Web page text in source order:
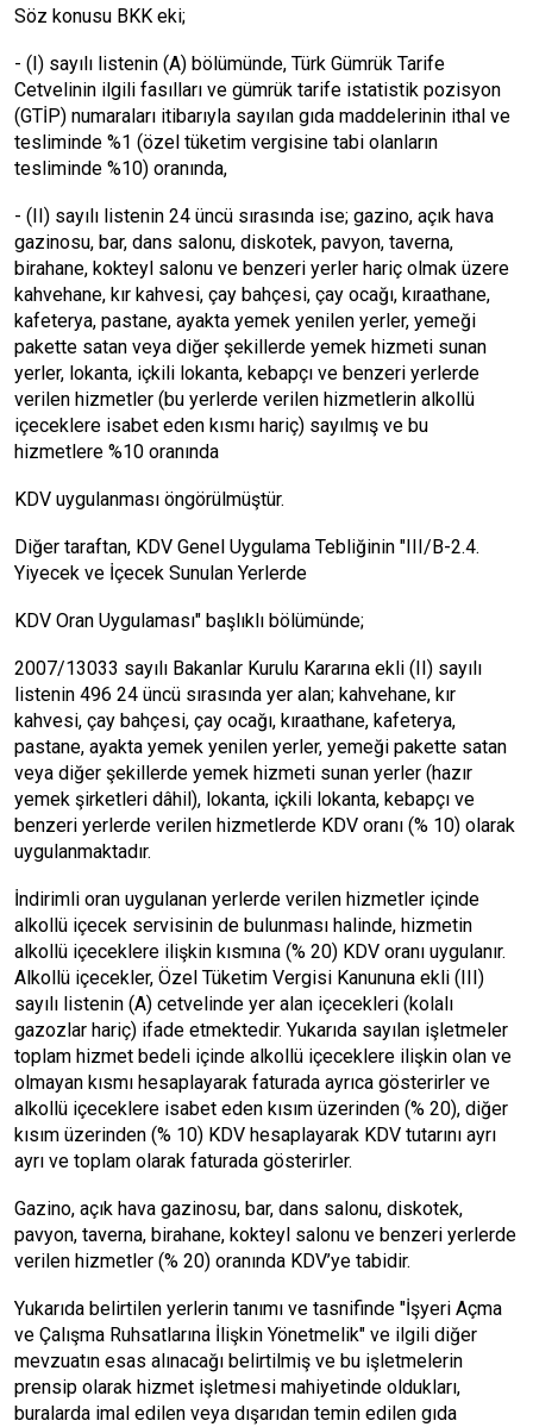
Söz konusu BKK eki;
- (I) sayılı listenin (A) bölümünde, Türk Gümrük Tarife
Cetvelinin ilgili fasılları ve gümrük tarife istatistik pozisyon
(GTİP) numaraları itibarıyla sayılan gıda maddelerinin ithal ve
tesliminde %1 (özel tüketim vergisine tabi olanların
tesliminde %10) oranında,
- (II) sayılı listenin 24 üncü sırasında ise; gazino, açık hava
gazinosu, bar, dans salonu, diskotek, pavyon, taverna,
birahane, kokteyl salonu ve benzeri yerler hariç olmak üzere
kahvehane, kır kahvesi, çay bahçesi, çay ocağı, kıraathane,
kafeterya, pastane, ayakta yemek yenilen yerler, yemeği
pakette satan veya diğer şekillerde yemek hizmeti sunan
yerler, lokanta, içkili lokanta, kebapçı ve benzeri yerlerde
verilen hizmetler (bu yerlerde verilen hizmetlerin alkollü
içeceklere isabet eden kısmı hariç) sayılmış ve bu
hizmetlere %10 oranında
KDV uygulanması öngörülmüştür.
Diğer taraftan, KDV Genel Uygulama Tebliğinin "III/B-2.4.
Yiyecek ve İçecek Sunulan Yerlerde
KDV Oran Uygulaması" başlıklı bölümünde;
2007/13033 sayılı Bakanlar Kurulu Kararına ekli (II) sayılı
listenin 496 24 üncü sırasında yer alan; kahvehane, kır
kahvesi, çay bahçesi, çay ocağı, kıraathane, kafeterya,
pastane, ayakta yemek yenilen yerler, yemeği pakette satan
veya diğer şekillerde yemek hizmeti sunan yerler (hazır
yemek şirketleri dâhil), lokanta, içkili lokanta, kebapçı ve
benzeri yerlerde verilen hizmetlerde KDV oranı (% 10) olarak
uygulanmaktadır.
İndirimli oran uygulanan yerlerde verilen hizmetler içinde
alkollü içecek servisinin de bulunması halinde, hizmetin
alkollü içeceklere ilişkin kısmına (% 20) KDV oranı uygulanır.
Alkollü içecekler, Özel Tüketim Vergisi Kanununa ekli (III)
sayılı listenin (A) cetvelinde yer alan içecekleri (kolalı
gazozlar hariç) ifade etmektedir. Yukarıda sayılan işletmeler
toplam hizmet bedeli içinde alkollü içeceklere ilişkin olan ve
olmayan kısmı hesaplayarak faturada ayrıca gösterirler ve
alkollü içeceklere isabet eden kısım üzerinden (% 20), diğer
kısım üzerinden (% 10) KDV hesaplayarak KDV tutarını ayrı
ayrı ve toplam olarak faturada gösterirler.
Gazino, açık hava gazinosu, bar, dans salonu, diskotek,
pavyon, taverna, birahane, kokteyl salonu ve benzeri yerlerde
verilen hizmetler (% 20) oranında KDV’ye tabidir.
Yukarıda belirtilen yerlerin tanımı ve tasnifinde "İşyeri Açma
ve Çalışma Ruhsatlarına İlişkin Yönetmelik" ve ilgili diğer
mevzuatın esas alınacağı belirtilmiş ve bu işletmelerin
prensip olarak hizmet işletmesi mahiyetinde oldukları,
buralarda imal edilen veya dışarıdan temin edilen gıda